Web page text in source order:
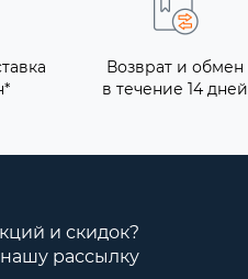
Возврат и обмен
в течение 14 дней
и скидок?
рассылку